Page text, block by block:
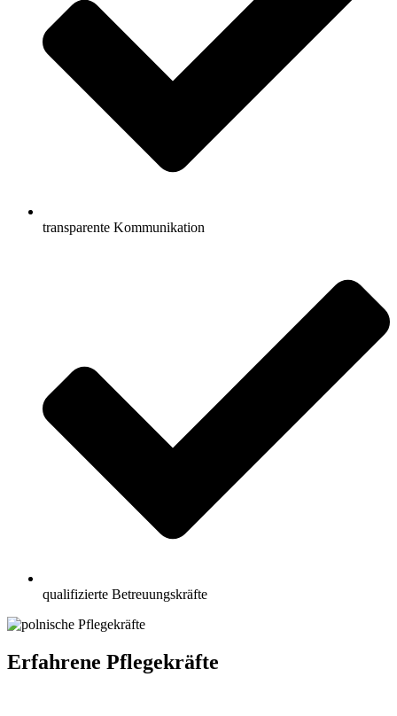
transparente Kommunikation
qualifizierte Betreuungskräfte
Erfahrene Pflegekräfte